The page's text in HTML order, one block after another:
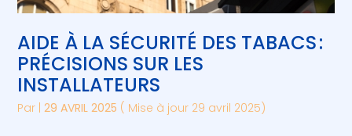
AIDE À LA SÉCURITÉ DES TABACS :
PRÉCISIONS SUR LES
INSTALLATEURS
Par |29 AVRIL 2025 ( Mise à jour 29 avril 2025)